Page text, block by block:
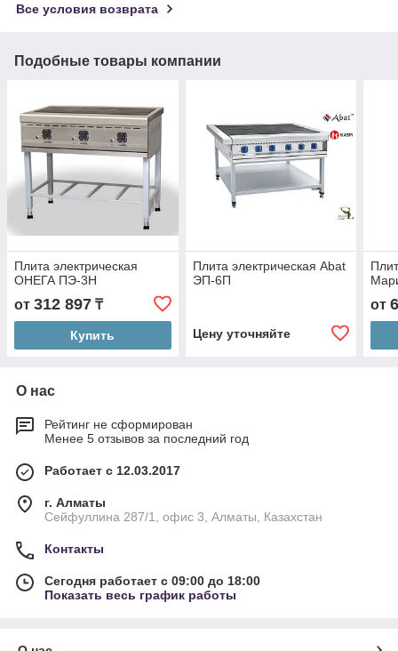
Все условия возврата
Подобные товары компании
Плита электрическая
ОНЕГА ПЭ-3Н
от 312 897 ₸
Купить
Плита электрическая Abat
ЭП-6П
Цену уточняйте
от
О нас
Рейтинг не сформирован
Менее 5 отзывов за последний год
Работает с 12.03.2017
г. Алматы
Сейфуллина 287/1, офис 3, Алматы, Казахстан
Контакты
Сегодня работает с 09:00 до 18:00
Показать весь график работы